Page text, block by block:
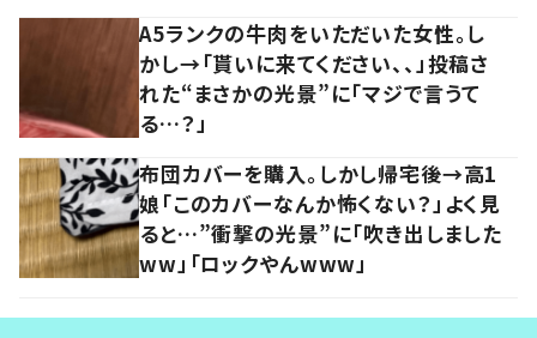
A5ランクの牛肉をいただいた女性。し
かし→「貰いに来てください、、」投稿さ
れた“まさかの光景”に「マジで言うて
る…？」
布団カバーを購入。しかし帰宅後→高1
娘「このカバーなんか怖くない？」よく見
ると…”衝撃の光景”に「吹き出しました
ww」「ロックやんwww」